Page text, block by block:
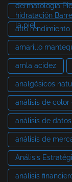
dermatología
hidratación
la piel
alto rendimiento
amarillo
amla acidez
analgésicos
análisis de color
análisis de datos
análisis de
Análisis
análisis